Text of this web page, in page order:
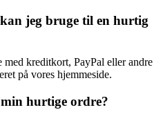
jeg bruge til en hurtig
kreditkort, PayPal eller andre
på vores hjemmeside.
hurtige ordre?